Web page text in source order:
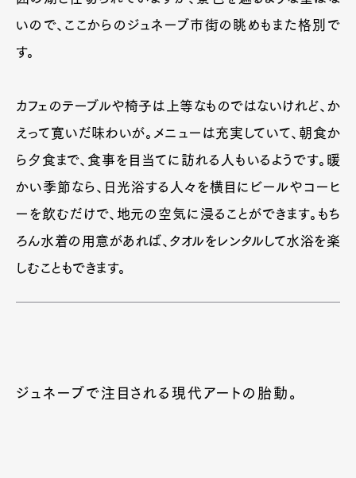
いので、ここからのジュネーブ市街の眺めもまた格別で
す。
カフェのテーブルや椅子は上等なものではないけれど、か
えって寛いだ味わいが。メニューは充実していて、朝食か
ら夕食まで、食事を目当てに訪れる人もいるようです。暖
かい季節なら、日光浴する人々を横目にビールやコーヒ
ーを飲むだけで、地元の空気に浸ることができます。もち
ろん水着の用意があれば、タオルをレンタルして水浴を楽
しむこともできます。
ジュネーブで注目される現代アートの胎動。